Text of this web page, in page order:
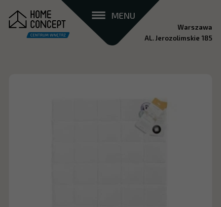
MENU
Warszawa
AL. Jerozolimskie 185